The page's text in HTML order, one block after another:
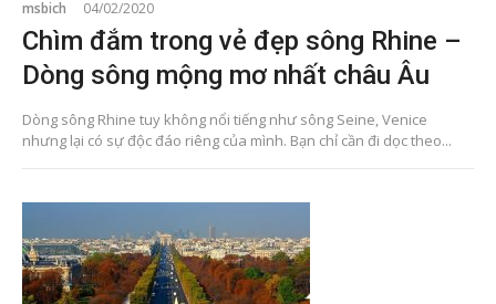
msbich 04/02/2020
Chìm đắm trong vẻ đẹp sông Rhine –
Dòng sông mộng mơ nhất châu Âu
Dòng sông Rhine tuy không nổi tiếng như sông Seine, Venice
nhưng lại có sự độc đáo riêng của mình. Bạn chỉ cần đi dọc theo...